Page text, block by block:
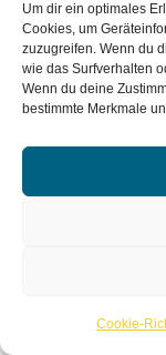
Um dir ein optimales
Cookies, um
zuzugreifen. Wenn du
wie das Surfverhalten
Wenn du deine
bestimmte Merkmale
Cookie-
Forschen (18)
Kinderbücherei